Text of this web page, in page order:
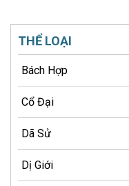
THỂ LOẠI
Bách Hợp
Cổ Đại
Dã Sử
Dị Giới